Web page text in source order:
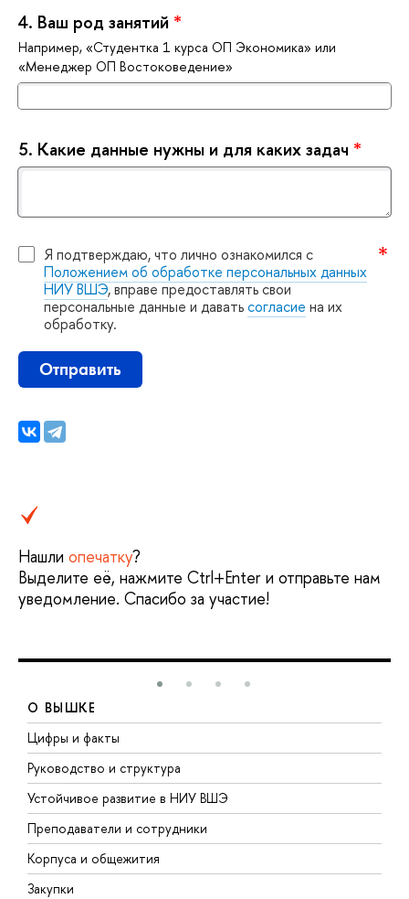
4. аш род занятий *
Например, «Студентка 1 курса ОП Экономика» или
«Менеджер ОП Востоковедение»
5. Какие данные нужны и для каких задач *
Я подтверждаю, что лично ознакомился с
Положением об обработке персональных данных
НИУ ВШЭ, вправе предоставлять свои
персональные данные и даватьсогласие на их
обработку.
Отправить
Нашли опечатку?
ыделите её, нажмите Ctrl+Enter и отправьте нам
уведомление. Спасибо за участие!
О ВЫШКЕ
Цифры и факты
Руководство и структура
Устойчивое развитие в НИУ ВШЭ
Преподаватели и сотрудники
Корпуса и общежития
Закупки